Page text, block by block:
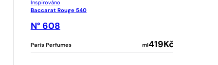
Inspirováno
Baccarat Rouge 540
N° 608
Paris Perfumes ml419Kč